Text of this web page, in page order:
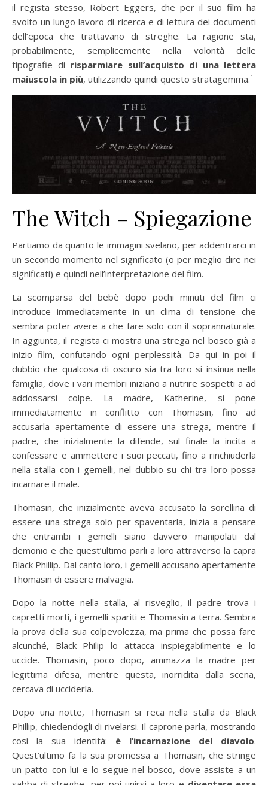
il regista stesso, Robert Eggers, che per il suo film ha
svolto un lungo lavoro di ricerca e di lettura dei documenti
dell’epoca che trattavano di streghe. La ragione sta,
probabilmente, semplicemente nella volontà delle
tipografie di risparmiare sull’acquisto di una lettera
maiuscola in più, utilizzando quindi questo stratagemma.¹
The Witch – Spiegazione
Partiamo da quanto le immagini svelano, per addentrarci in
un secondo momento nel significato (o per meglio dire nei
significati) e quindi nell’interpretazione del film.
La scomparsa del bebè dopo pochi minuti del film ci
introduce immediatamente in un clima di tensione che
sembra poter avere a che fare solo con il soprannaturale.
In aggiunta, il regista ci mostra una strega nel bosco già a
inizio film, confutando ogni perplessità. Da qui in poi il
dubbio che qualcosa di oscuro sia tra loro si insinua nella
famiglia, dove i vari membri iniziano a nutrire sospetti a ad
addossarsi colpe. La madre, Katherine, si pone
immediatamente in conflitto con Thomasin, fino ad
accusarla apertamente di essere una strega, mentre il
padre, che inizialmente la difende, sul finale la incita a
confessare e ammettere i suoi peccati, fino a rinchiuderla
nella stalla con i gemelli, nel dubbio su chi tra loro possa
incarnare il male.
Thomasin, che inizialmente aveva accusato la sorellina di
essere una strega solo per spaventarla, inizia a pensare
che entrambi i gemelli siano davvero manipolati dal
demonio e che quest’ultimo parli a loro attraverso la capra
Black Phillip. Dal canto loro, i gemelli accusano apertamente
Thomasin di essere malvagia.
Dopo la notte nella stalla, al risveglio, il padre trova i
capretti morti, i gemelli spariti e Thomasin a terra. Sembra
la prova della sua colpevolezza, ma prima che possa fare
alcunché, Black Philip lo attacca inspiegabilmente e lo
uccide. Thomasin, poco dopo, ammazza la madre per
legittima difesa, mentre questa, inorridita dalla scena,
cercava di ucciderla.
Dopo una notte, Thomasin si reca nella stalla da Black
Phillip, chiedendogli di rivelarsi. Il caprone parla, mostrando
così la sua identità: è l’incarnazione del diavolo.
Quest’ultimo fa la sua promessa a Thomasin, che stringe
un patto con lui e lo segue nel bosco, dove assiste a un